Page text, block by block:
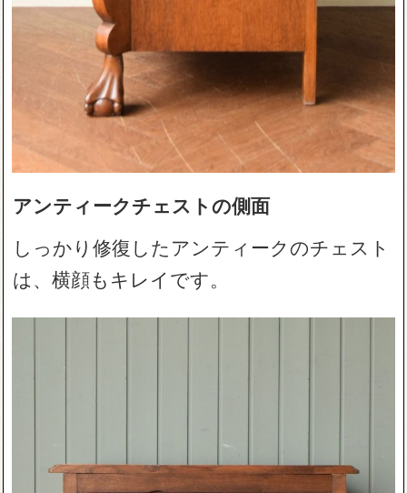
アンティークチェストの側面
しっかり修復したアンティークのチェスト
は、横顔もキレイです。